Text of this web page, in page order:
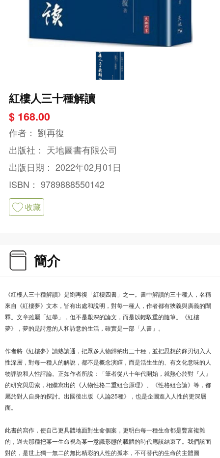
紅樓人三十種解讀
$ 168.00
作者： 劉再復
出版社： 天地圖書有限公司
出版日期： 2022年02月01日
ISBN： 9789888550142
收藏
簡介
《紅樓人三十種解讀》是劉再復「紅樓四書」之一。書中解讀的三十種人，名稱
來自《紅樓夢》文本，皆有出處和說明，對每一種人，作者都有狹義與廣義的闡
釋。文章雖屬「紅學」，但不是艱深的論文，而是以輕馭重的隨筆。《紅樓
夢》，夢的是詩意的人和詩意的生活，確實是一部「人書」。
作者將《紅樓夢》讀熟讀通，把眾多人物歸納出三十種，並把思想的鋒刃切入人
性深層，對每一種人的解說，都不是概念演繹，而是活生生的、有文化意味的人
物評說和人性評論。正如作者所說：「筆者從八十年代開始，就熱心於對『人』
的研究與思索，相繼寫出的《人物性格二重組合原理》、《性格組合論》等，都
屬於對人自身的探討。出國後出版《人論25種》，也是企圖進入人性的更深層
面。
此書的寫作，使自己更具體地面對生命個案，更明白每一種生命都是豐富複雜
的，過去那種把某一生命視為某一意識形態的載體的時代應該結束了。我們該面
對的，是世上獨一無二的無比精彩的人性的孤本，不可替代的生命的主體圖